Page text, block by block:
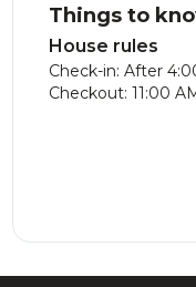
d’être plus près
part cet
bon séjour.
Things to
House rules
Check-in: After
Checkout: 11:00